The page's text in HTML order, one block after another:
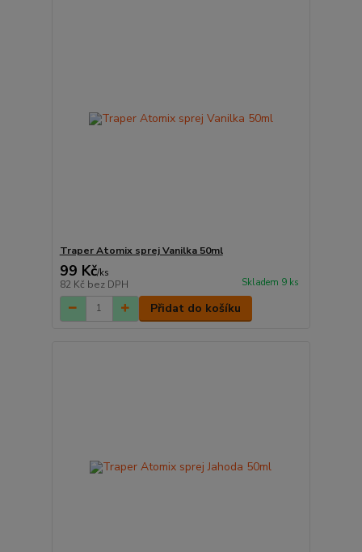
Traper Atomix sprej Vanilka 50ml
99 Kč/ks
82 Kč bez DPH Skladem 9 ks
Přidat do košíku